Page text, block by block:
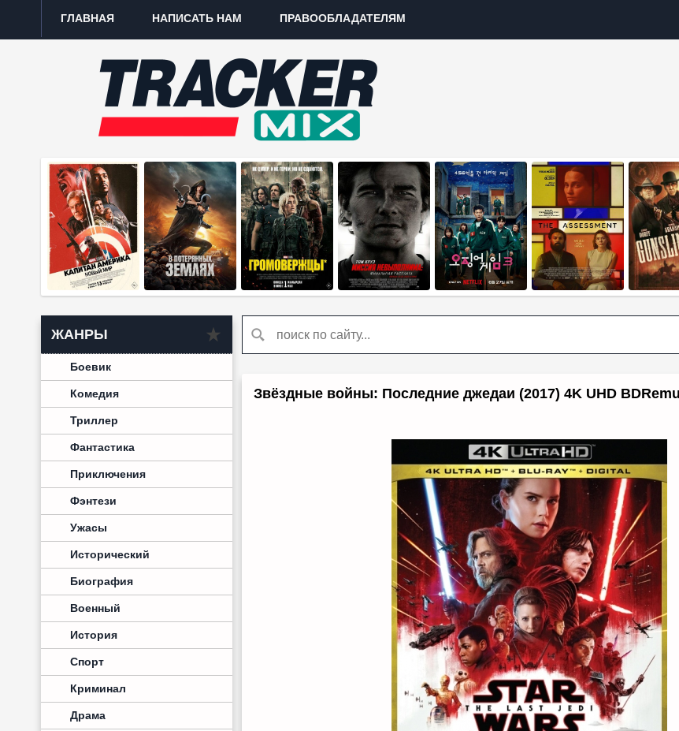
ГЛАВНАЯ НАПИСАТЬ НАМ ПРАВООБЛАДАТЕЛЯМ
ЖАНРЫ
Боевик
Комедия
Триллер
Фантастика
Приключения
Фэнтези
Ужасы
Исторический
Биография
Военный
История
Спорт
Криминал
Драма
Звёздные войны: Последние джедаи (2017) 4K UHD